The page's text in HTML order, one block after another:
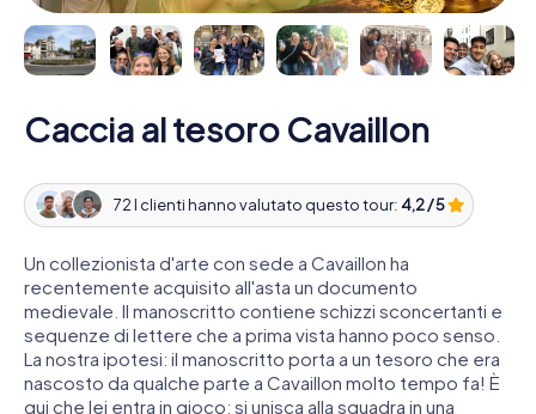
Caccia al tesoro Cavaillon
72 I clienti hanno valutato questo tour: 4,2 / 5
Un collezionista d'arte con sede a Cavaillon ha
recentemente acquisito all'asta un documento
medievale. Il manoscritto contiene schizzi sconcertanti e
sequenze di lettere che a prima vista hanno poco senso.
La nostra ipotesi: il manoscritto porta a un tesoro che era
nascosto da qualche parte a Cavaillon molto tempo fa! È
qui che lei entra in gioco: si unisca alla squadra in una